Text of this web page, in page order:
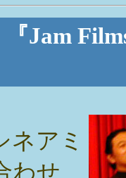
Jam
ネアミ
わせ